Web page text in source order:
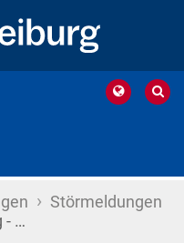
› Störmeldungen
- …